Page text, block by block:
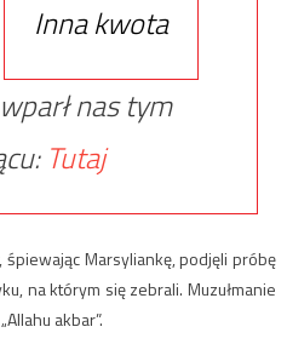
Inna kwota
nas tym
Tutaj
śpiewając Marsyliankę, podjęli próbę
na którym się zebrali. Muzułmanie
akbar”.